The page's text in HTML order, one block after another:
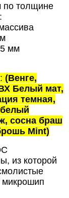
по толщине
мм
(Венге,
Белый мат,
темная,
сосна браш
Mint)
из которой
микрошип